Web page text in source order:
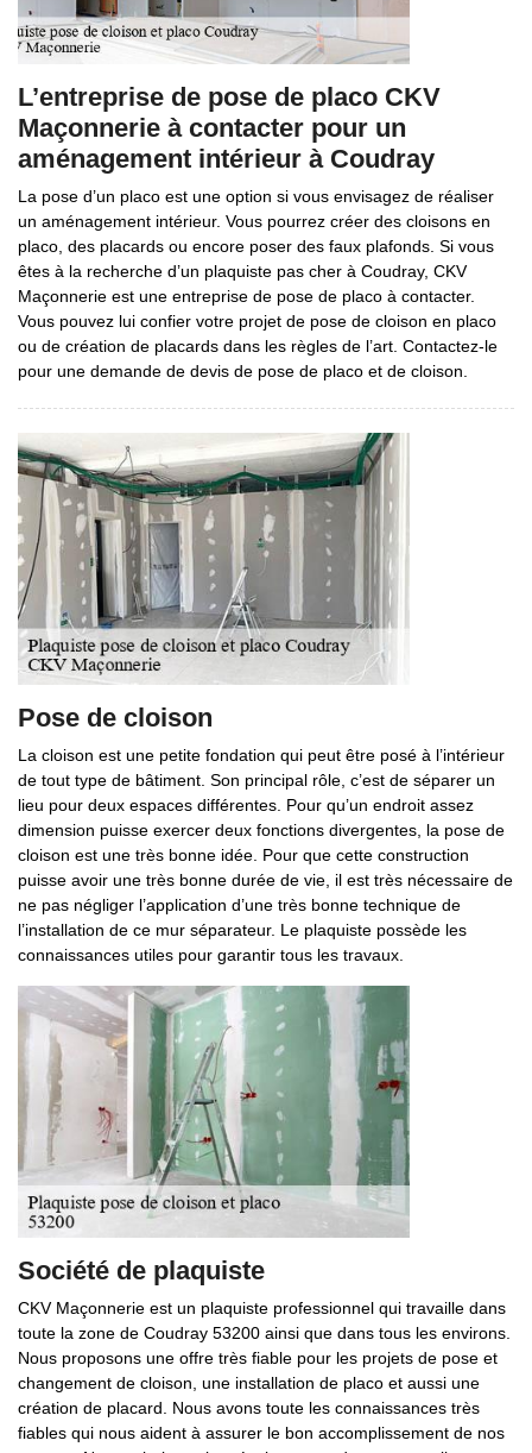
L’entreprise de pose de placo CKV
Maçonnerie à contacter pour un
aménagement intérieur à Coudray
La pose d’un placo est une option si vous envisagez de réaliser
un aménagement intérieur. Vous pourrez créer des cloisons en
placo, des placards ou encore poser des faux plafonds. Si vous
êtes à la recherche d’un plaquiste pas cher à Coudray, CKV
Maçonnerie est une entreprise de pose de placo à contacter.
Vous pouvez lui confier votre projet de pose de cloison en placo
ou de création de placards dans les règles de l’art. Contactez-le
pour une demande de devis de pose de placo et de cloison.
Pose de cloison
La cloison est une petite fondation qui peut être posé à l’intérieur
de tout type de bâtiment. Son principal rôle, c’est de séparer un
lieu pour deux espaces différentes. Pour qu’un endroit assez
dimension puisse exercer deux fonctions divergentes, la pose de
cloison est une très bonne idée. Pour que cette construction
puisse avoir une très bonne durée de vie, il est très nécessaire de
ne pas négliger l’application d’une très bonne technique de
l’installation de ce mur séparateur. Le plaquiste possède les
connaissances utiles pour garantir tous les travaux.
Société de plaquiste
CKV Maçonnerie est un plaquiste professionnel qui travaille dans
toute la zone de Coudray 53200 ainsi que dans tous les environs.
Nous proposons une offre très fiable pour les projets de pose et
changement de cloison, une installation de placo et aussi une
création de placard. Nous avons toute les connaissances très
fiables qui nous aident à assurer le bon accomplissement de nos